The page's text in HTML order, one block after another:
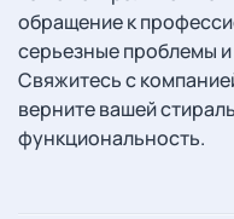
обращение к
серьезные проблемы
Свяжитесь с
верните вашей
функциональность.